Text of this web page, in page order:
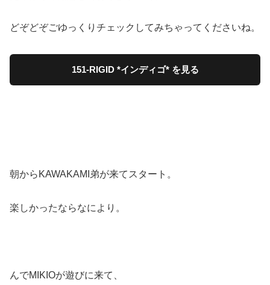
どぞどぞごゆっくりチェックしてみちゃってくださいね。
151-RIGID *インディゴ* を見る
朝からKAWAKAMI弟が来てスタート。
楽しかったならなにより。
んでMIKIOが遊びに来て、